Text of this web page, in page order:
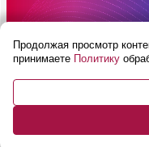
Продолжая просмотр
принимаете Политику